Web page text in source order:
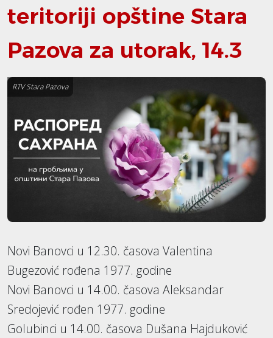
teritoriji opštine Stara
Pazova za utorak, 14.3
RTV Stara Pazova
Novi Banovci u 12.30. časova Valentina
Bugezović rođena 1977. godine
Novi Banovci u 14.00. časova Aleksandar
Sredojević rođen 1977. godine
Golubinci u 14.00. časova Dušana Hajduković